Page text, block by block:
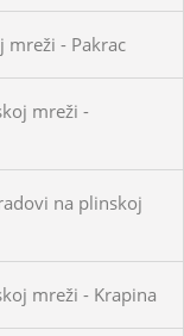
- Pakrac
mreži -
na plinskoj
mreži - Krapina